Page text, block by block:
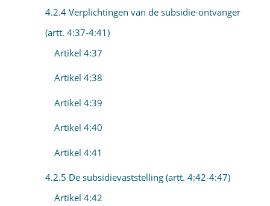
4.2.4 Verplichtingen van de subsidie-ontvanger
(artt. 4:37-4:41)
Artikel 4:37
Artikel 4:38
Artikel 4:39
Artikel 4:40
Artikel 4:41
4.2.5 De subsidievaststelling (artt. 4:42-4:47)
Artikel 4:42